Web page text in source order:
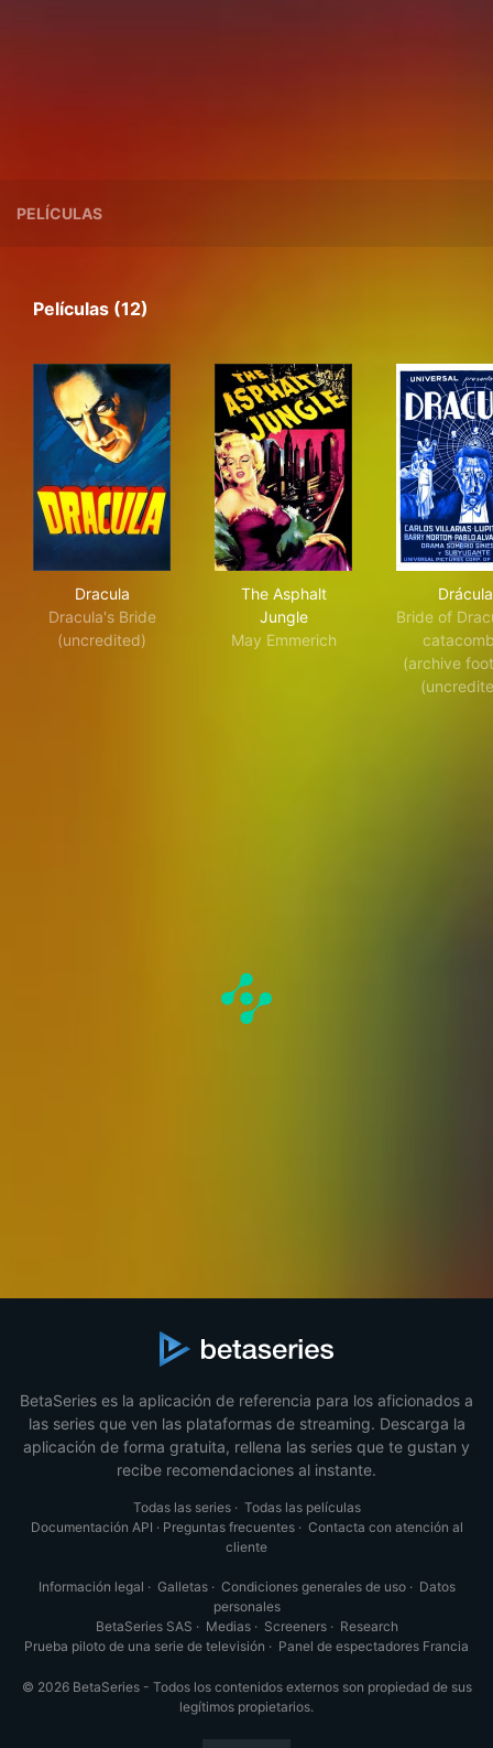
PELÍCULAS
Películas (12)
Dracula
Dracula's Bride
(uncredited)
The Asphalt
Jungle
May Emmerich
Drácula
Bride of
(archive
BetaSeries es la aplicación de referencia para los aficionados a
las series que ven las plataformas de streaming. Descarga la
aplicación de forma gratuita, rellena las series que te gustan y
recibe recomendaciones al instante.
Todas las series· Todas las películas
Documentación API · Preguntas frecuentes· Contacta con atención al
cliente
Información legal · Galletas· Condiciones generales de uso· Datos
personales
BetaSeries SAS · Medias· Screeners· Research
Prueba piloto de una serie de televisión · Panel de espectadores Francia
© 2026 BetaSeries - Todos los contenidos externos son propiedad de sus
legítimos propietarios.